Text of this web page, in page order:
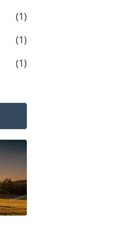
(1)
(1)
(1)